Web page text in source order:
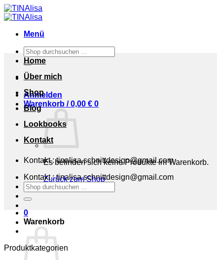
Zum
Inhalt
Menü
Suchen
nach:
Anmelden
Warenkorb /0,00 € 0
Es befinden sich keine Produkte im Warenkorb.
Zurück zum Shop
0
Warenkorb
Home
Über mich
Shop
Blog
Lookbooks
Kontakt
Kontakt : tinalisa.schnittdesign@gmail.com
Kontakt : tinalisa.schnittdesign@gmail.com
Suchen
nach:
Produktkategorien